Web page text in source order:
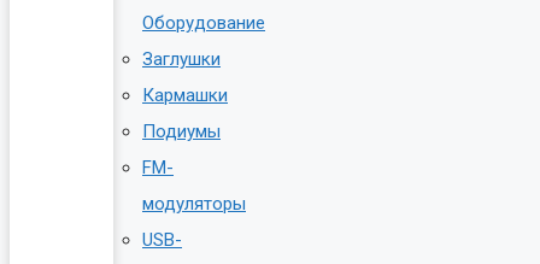
Оборудование
Заглушки
Кармашки
Подиумы
FM-
модуляторы
USB-